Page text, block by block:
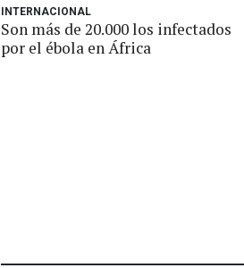
INTERNACIONAL
Son más de 20.000 los infectados
por el ébola en África